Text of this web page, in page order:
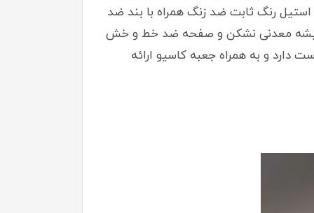
استیل رنگ ثابت ضد زنگ همراه با بند ضد
و شیشه معدنی نشکن و صفحه ضد خط و خش
دارد و به همراه جعبه کاسیو ارائه